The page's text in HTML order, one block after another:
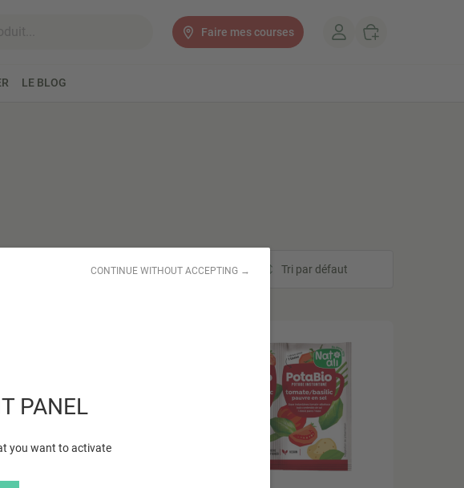
PANEL
you want to activate
CONTINUE WITHOUT ACCEPTING →
LE BLOG
Faire mes courses
Tri par défaut